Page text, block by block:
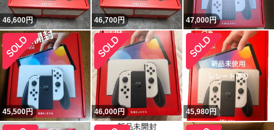
46,600円 46,700円 47,000円
45,500円 46,000円 45,980円